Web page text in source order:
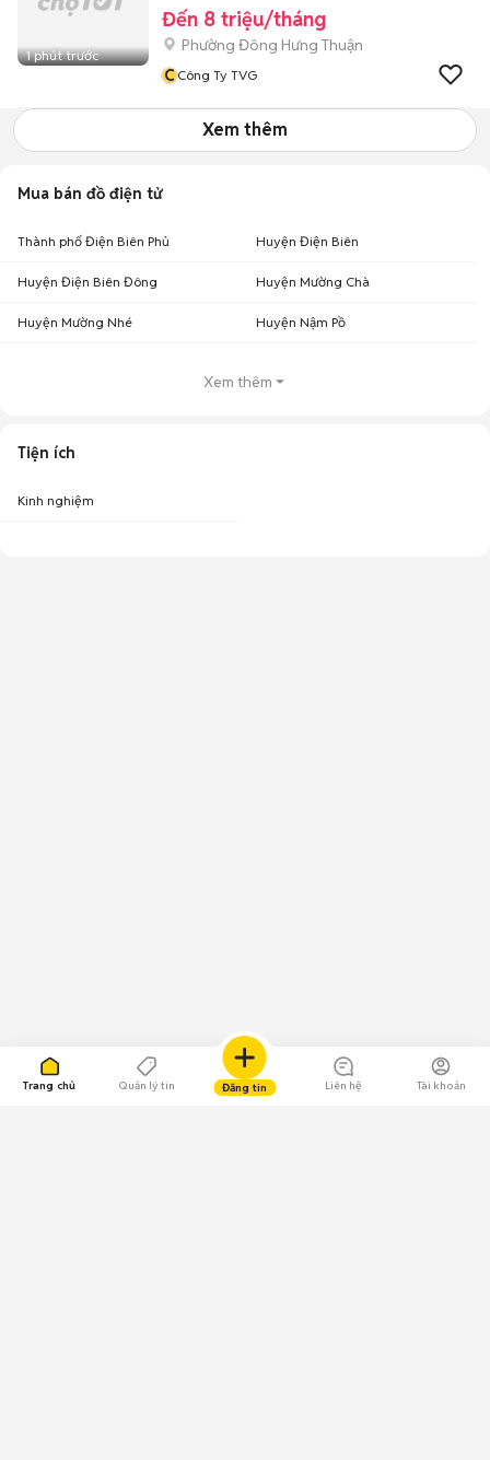
Trang chủ Quản lý tin Đăng tin Liên hệ Tài khoản
1 phút trước
Đến 8 triệu/tháng
Phường Đông Hưng Thuận
CCông Ty TVG
Xem thêm
Mua bán đồ điện tử
Thành phố Điện Biên Phủ Huyện Điện Biên
Huyện Điện Biên Đông Huyện Mường Chà
Huyện Mường Nhé Huyện Nậm Pồ
Xem thêm
Tiện ích
Kinh nghiệm